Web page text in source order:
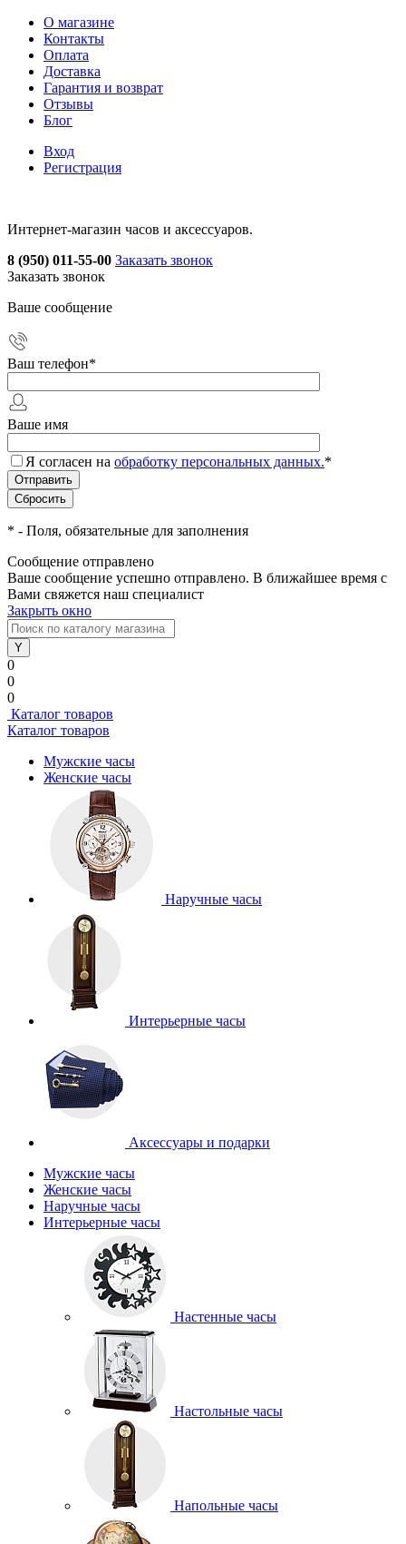
О магазине
Контакты
Оплата
Доставка
Гарантия и возврат
Отзывы
Блог
Вход
Регистрация
Интернет-магазин часов и аксессуаров.
8 (950) 011-55-00 Заказать звонок
Заказать звонок
Ваше сообщение
Ваш телефон*
Ваше имя
Я согласен на обработку персональных данных.*
* - Поля, обязательные для заполнения
Сообщение отправлено
Ваше сообщение успешно отправлено. В ближайшее время с
Вами свяжется наш специалист
Закрыть окно
0
0
0
Каталог товаров
Каталог товаров
Мужские часы
Женские часы
Наручные часы
Интерьерные часы
Аксессуары и подарки
Мужские часы
Женские часы
Наручные часы
Интерьерные часы
Настенные часы
Настольные часы
Напольные часы